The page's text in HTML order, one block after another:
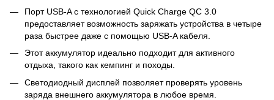
Порт USB-A с технологией Quick Charge QC 3.0
предоставляет возможность заряжать устройства в четыре
раза быстрее даже с помощью USB-A кабеля.
Этот аккумулятор идеально подходит для активного
отдыха, такого как кемпинг и походы.
Светодиодный дисплей позволяет проверять уровень
заряда внешнего аккумулятора в любое время.